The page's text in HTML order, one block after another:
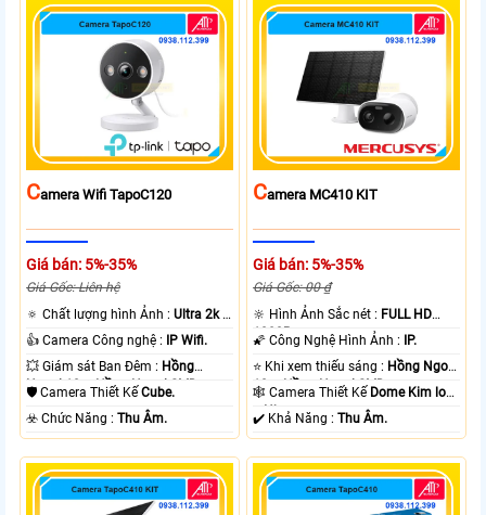
CAmera Wifi TapoC120
Giá bán: 5%-35%
Giá Gốc: Liên hệ
🔅 Chất lượng hình Ảnh :Ultra 2k +
.
👍 Camera Công nghệ :
IP Wifi.
💥 Giám sát Ban Đêm : Hồng
Ngoại 10m Hồng Ngoại SMD.
🛡 Camera Thiết KếCube.
️☣️ Chức Năng :Thu Âm.
CAmera MC410 KIT
Giá bán: 5%-35%
Giá Gốc: 00 ₫
🔆 Hình Ảnh Sắc nét : FULL HD
1080P .
🌠 Công Nghệ Hình Ảnh :
IP.
⭐ Khi xem thiếu sáng : Hồng Ngoại
10m Hồng Ngoại SMD.
🕸️ Camera Thiết Kế Dome Kim loại
+ Nhựa.
️✔️ Khả Năng :Thu Âm.